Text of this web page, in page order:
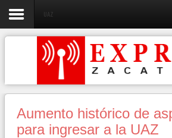
UAZ
Aumento histórico de
para ingresar a la UAZ